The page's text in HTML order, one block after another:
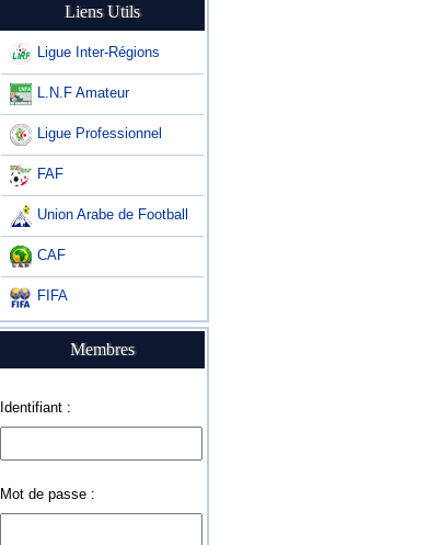
Liens Utils
Ligue Inter-Régions
L.N.F Amateur
Ligue Professionnel
FAF
Union Arabe de Football
CAF
FIFA
Membres
Identifiant :
Mot de passe :